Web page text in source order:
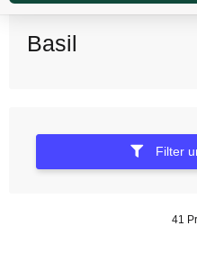
Basil
Filter
41